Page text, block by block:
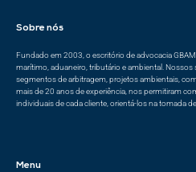
Sobre nós
Fundado em 2003, o escritório de advocacia
marítimo, aduaneiro, tributário e ambiental.
segmentos de arbitragem, projetos ambientais,
mais de 20 anos de experiência, nos permitiram
individuais de cada cliente, orientá-los na tomada
Menu